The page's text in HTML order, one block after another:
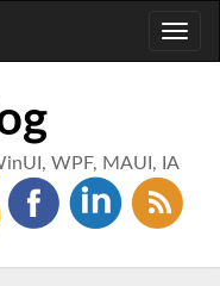
WPF, MAUI, IA